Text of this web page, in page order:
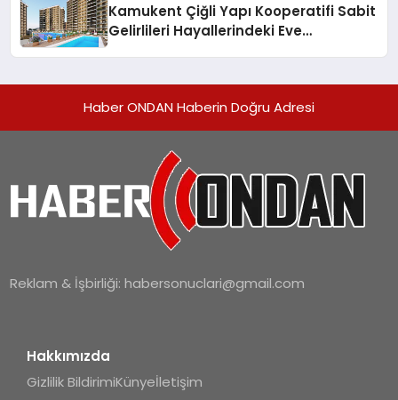
Kamukent Çiğli Yapı Kooperatifi Sabit
Gelirlileri Hayallerindeki Eve
Haber ONDAN Haberin Doğru Adresi
Reklam & İşbirliği:habersonuclari@gmail.com
Hakkımızda
Gizlilik BildirimiKünyeİletişim